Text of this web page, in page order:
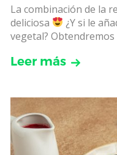
La combinación de la
deliciosa
¿Y si le
vegetal?
Leer más